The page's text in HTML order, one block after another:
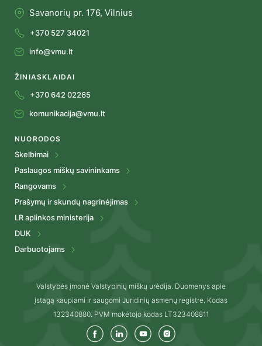
Savanorių pr. 176, Vilnius
+370 527 34021
info@vmu.lt
ŽINIASKLAIDAI
+370 642 02265
komunikacija@vmu.lt
NUORODOS
Skelbimai
Paslaugos miškų savininkams
Rangovams
Prašymų ir skundų nagrinėjimas
LR aplinkos ministerija
DUK
Darbuotojams
Valstybės įmonė Valstybinių miškų urėdija. Duomenys apie
įstagą kaupiami ir saugomi Juridinių asmenų registre. Kodas
132340880. PVM mokėtojo kodas LT323408811